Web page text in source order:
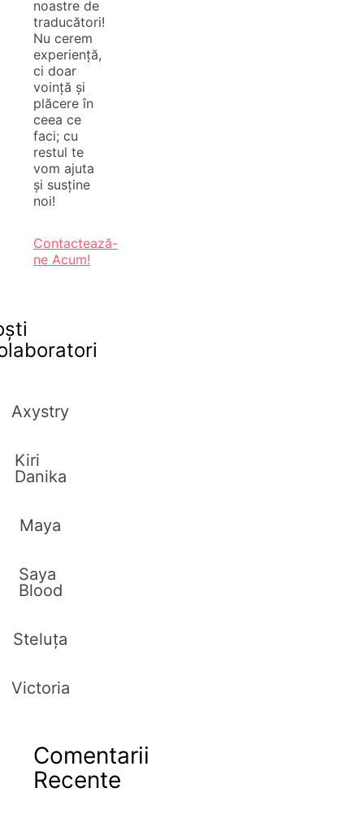
noastre de
traducători!
Nu cerem
experiență,
ci doar
voință și
plăcere în
ceea ce
faci; cu
restul te
vom ajuta
și susține
noi!
Contactează-
ne Acum!
Axystry
Kiri
Danika
Maya
Saya
Blood
Steluța
Victoria
Comentarii
Recente